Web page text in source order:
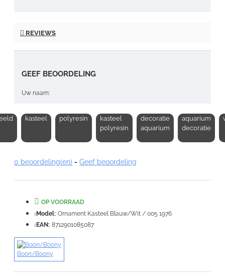
REVIEWS
GEEF BEOORDELING
Uw naam:
Waardering:
Slecht Goed
kasteel polyresin
kasteel
polyresin
decoratie
aquarium
aquarium
decoratie
0 beoordeling(en) - Geef beoordeling
OP VOORRAAD
Model: Ornament Kasteel Blauw/Wit / 005 1976
EAN: 8712901085087
Boon/Boony